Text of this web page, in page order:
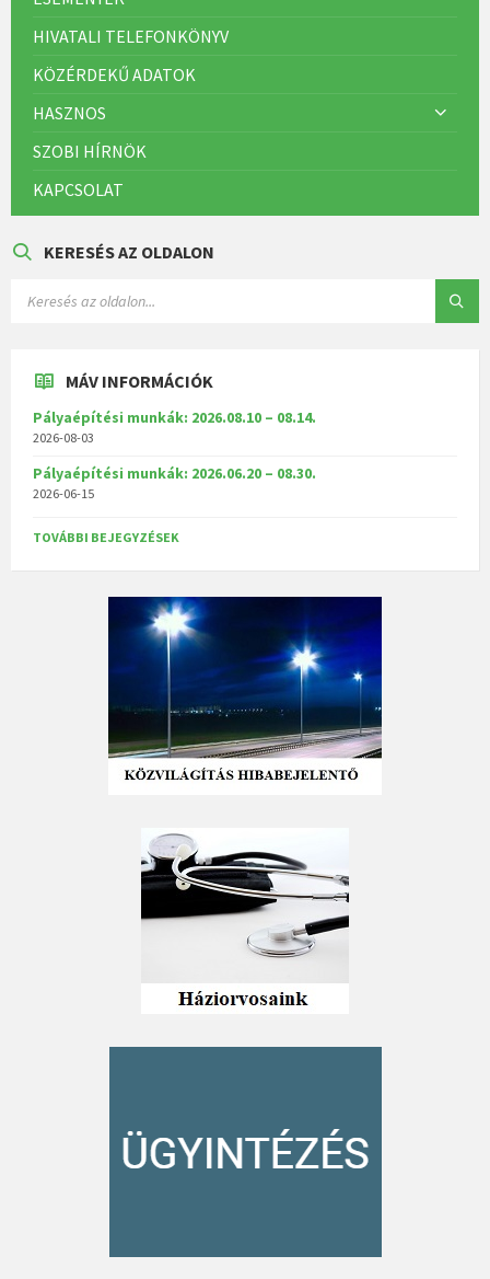
HIVATALI TELEFONKÖNYV
KÖZÉRDEKŰ ADATOK
HASZNOS
SZOBI HÍRNÖK
KAPCSOLAT
KERESÉS AZ OLDALON
MÁV INFORMÁCIÓK
Pályaépítési munkák: 2026.08.10 – 08.14.
2026-08-03
Pályaépítési munkák: 2026.06.20 – 08.30.
2026-06-15
TOVÁBBI BEJEGYZÉSEK